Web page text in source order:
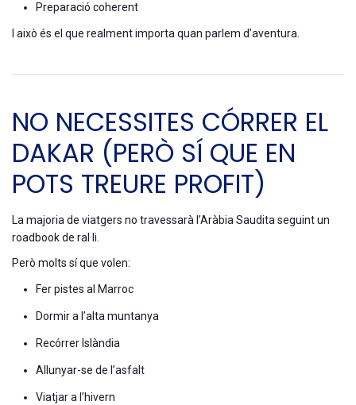
Preparació coherent
I això és el que realment importa quan parlem d’aventura.
NO NECESSITES CÓRRER EL
DAKAR (PERÒ SÍ QUE EN
POTS TREURE PROFIT)
La majoria de viatgers no travessarà l’Aràbia Saudita seguint un
roadbook de ral·li.
Però molts sí que volen:
Fer pistes al Marroc
Dormir a l’alta muntanya
Recórrer Islàndia
Allunyar-se de l’asfalt
Viatjar a l’hivern